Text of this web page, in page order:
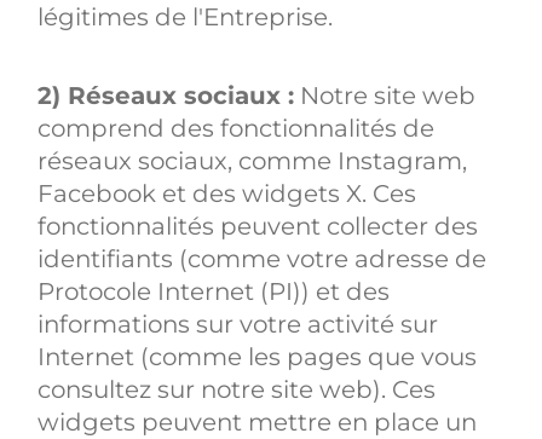
légitimes de l'Entreprise.
2) Réseaux sociaux : Notre site web
comprend des fonctionnalités de
réseaux sociaux, comme Instagram,
Facebook et des widgets X. Ces
fonctionnalités peuvent collecter des
identifiants (comme votre adresse de
Protocole Internet (PI)) et des
informations sur votre activité sur
Internet (comme les pages que vous
consultez sur notre site web). Ces
widgets peuvent mettre en place un